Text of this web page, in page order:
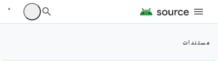
مستندات